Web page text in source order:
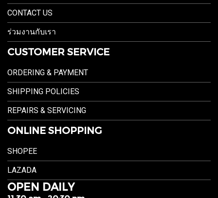
CONTACT US
ร่วมงานกับเรา
CUSTOMER SERVICE
ORDERING & PAYMENT
SHIPPING POLICIES
REPAIRS & SERVICING
ONLINE SHOPPING
SHOPEE
LAZADA
OPEN DAILY